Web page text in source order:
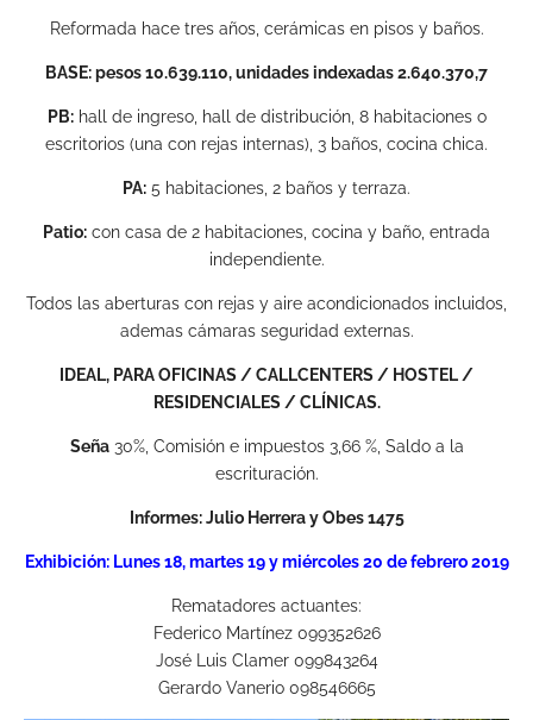
Reformada hace tres años, cerámicas en pisos y baños.
BASE: pesos 10.639.110, unidades indexadas 2.640.370,7
PB:hall de ingreso, hall de distribución, 8 habitaciones o
escritorios (una con rejas internas), 3 baños, cocina chica.
PA: 5 habitaciones, 2 baños y terraza.
Patio: con casa de 2 habitaciones, cocina y baño, entrada
independiente.
Todos las aberturas con rejas y aire acondicionados incluidos,
ademas cámaras seguridad externas.
IDEAL, PARA OFICINAS / CALLCENTERS / HOSTEL /
RESIDENCIALES / CLÍNICAS.
Seña30%, Comisión e impuestos 3,66 %, Saldo a la
escrituración.
Informes: Julio Herrera y Obes 1475
Exhibición: Lunes 18, martes 19 y miércoles 20 de febrero 2019
Rematadores actuantes:
Federico Martínez 099352626
José Luis Clamer 099843264
Gerardo Vanerio 098546665